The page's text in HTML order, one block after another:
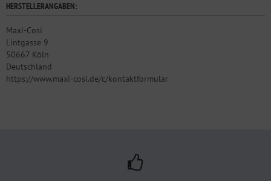
HERSTELLERANGABEN:
Maxi-Cosi
Lintgasse 9
50667 Köln
Deutschland
https://www.maxi-cosi.de/c/kontaktformular